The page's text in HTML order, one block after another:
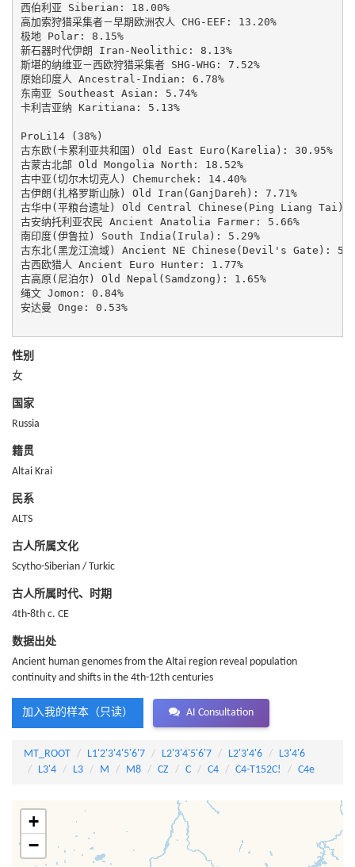
西伯利亚 Siberian: 18.00%
高加索狩猎采集者－早期欧洲农人 CHG-EEF: 13.20%
极地 Polar: 8.15%
新石器时代伊朗 Iran-Neolithic: 8.13%
斯堪的纳维亚－西欧狩猎采集者 SHG-WHG: 7.52%
原始印度人 Ancestral-Indian: 6.78%
东南亚 Southeast Asian: 5.74%
卡利吉亚纳 Karitiana: 5.13%
ProLi14 (38%)
古东欧(卡累利亚共和国) Old East Euro(Karelia): 30.95%
古蒙古北部 Old Mongolia North: 18.52%
古中亚(切尔木切克人) Chemurchek: 14.40%
古伊朗(扎格罗斯山脉) Old Iran(GanjDareh): 7.71%
古华中(平粮台遗址) Old Central Chinese(Ping Liang Tai):
古安纳托利亚农民 Ancient Anatolia Farmer: 5.66%
南印度(伊鲁拉) South India(Irula): 5.29%
古东北(黑龙江流域) Ancient NE Chinese(Devil's Gate):
古西欧猎人 Ancient Euro Hunter: 1.77%
古高原(尼泊尔) Old Nepal(Samdzong): 1.65%
绳文 Jomon: 0.84%
安达曼 Onge: 0.53%
性别
女
国家
Russia
籍贯
Altai Krai
民系
ALTS
古人所属文化
Scytho-Siberian / Turkic
古人所属时代、时期
4th-8th c. CE
数据出处
Ancient human genomes from the Altai region reveal population
continuity and shifts in the 4th-12th centuries
加入我的样本（只读） AI Consultation
MT_ROOT L1'2'3'4'5'6'7 L2'3'4'5'6'7 L2'3'4'6
L3'4'6
L3'4
L3 M M8 CZ C C4 C4-T152C! C4e
+
−